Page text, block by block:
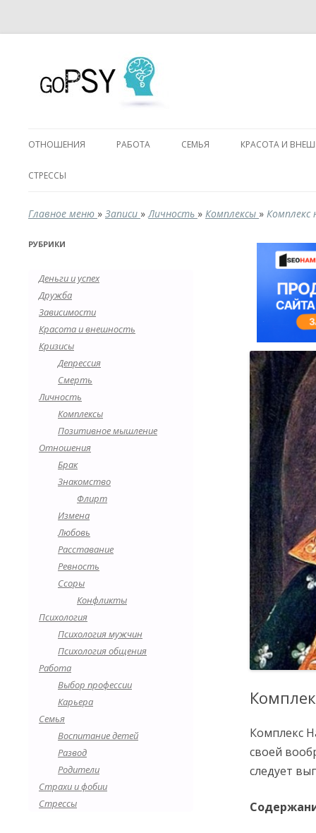
ОТНОШЕНИЯ РАБОТА СЕМЬЯ КРАСОТА И
СТРЕССЫ
Главное меню » Записи »Личность » Комплексы » Комплекс
РУБРИКИ
Деньги и успех
Дружба
Зависимости
Красота и внешность
Кризисы
Депрессия
Смерть
Личность
Комплексы
Позитивное мышление
Отношения
Брак
Знакомство
Флирт
Измена
Любовь
Расставание
Ревность
Ссоры
Конфликты
Психология
Психология мужчин
Психология общения
Работа
Выбор профессии
Карьера
Семья
Воспитание детей
Развод
Родители
Страхи и фобии
Стрессы
Комплекс
своей
следует